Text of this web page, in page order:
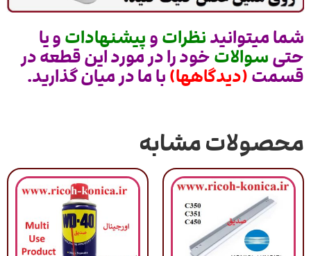
شما میتوانیدنظراتوپیشنهاداتو یا
حتیسوالاتخود را در مورد این قطعه در
قسمت(دیدگاهها)با ما در میان گذارید.
محصولات مشابه